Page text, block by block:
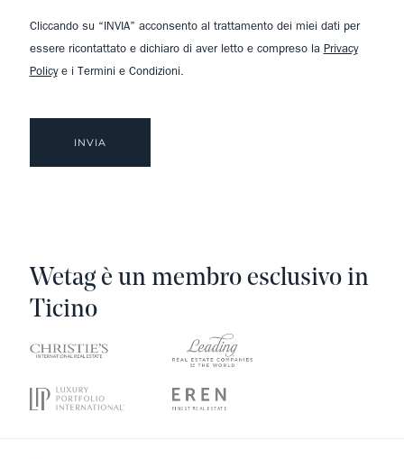
Cliccando su “INVIA” acconsento al trattamento dei miei dati per
essere ricontattato e dichiaro di aver letto e compreso la Privacy
Policye i Termini e Condizioni.
Wetag è un membro esclusivo in
Ticino